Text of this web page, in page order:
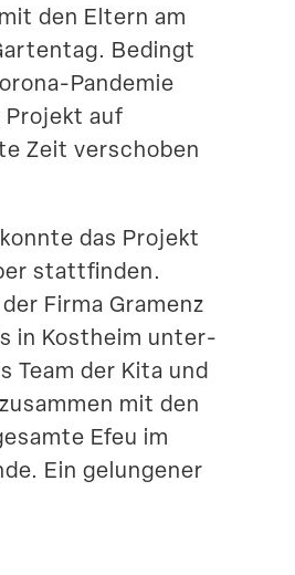
den Eltern am
Bedingt
Pandemie
Projekt auf
Zeit verschoben
das Projekt
statt­finden.
Firma Gramenz
in Kostheim unter­
Team der Kita und
mit den
Efeu im
Ein gelun­gener